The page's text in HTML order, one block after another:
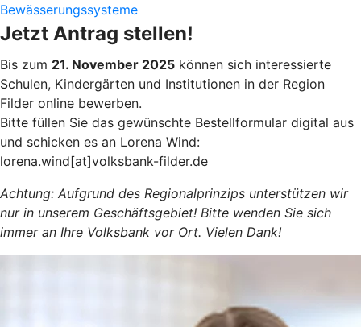
Bewässerungssysteme
Jetzt Antrag stellen!
Bis zum 21. November 2025 können sich interessierte
Schulen, Kindergärten und Institutionen in der Region
Filder online bewerben.
Bitte füllen Sie das gewünschte Bestellformular digital aus
und schicken es an Lorena Wind:
lorena.wind[at]volksbank-filder.de
Achtung: Aufgrund des Regionalprinzips unterstützen wir
nur in unserem Geschäftsgebiet! Bitte wenden Sie sich
immer an Ihre Volksbank vor Ort. Vielen Dank!